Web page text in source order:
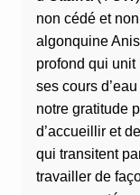
non cédé et
algonquine
profond qui
ses cours
notre gratitude
d’accueillir et
qui transitent
travailler de